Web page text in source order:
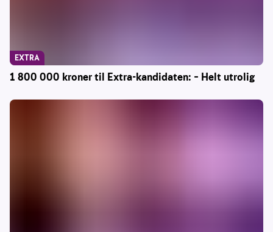
1 800 000 kroner til Extra-kandidaten: – Helt utrolig
EXTRA